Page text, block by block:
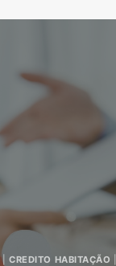
|CREDITO HABITAÇÃO